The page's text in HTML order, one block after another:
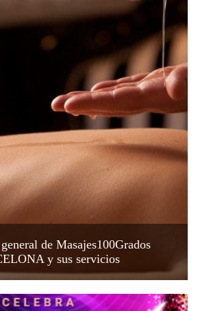
de Masajes100Grados
y sus servicios